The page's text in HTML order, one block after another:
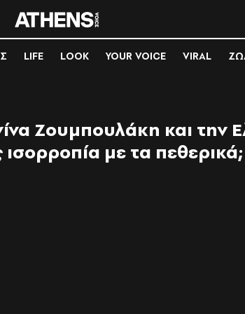
LIFE LOOK YOUR VOICE VIRAL
Ζουμπουλάκη και την
με τα πεθερικά;